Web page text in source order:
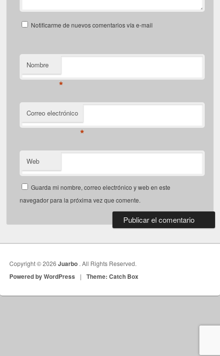
Notificarme de nuevos comentarios vía e-mail
Nombre
*
Correo electrónico
*
Web
Guarda mi nombre, correo electrónico y web en este
navegador para la próxima vez que comente.
Copyright © 2026Juarbo . All Rights Reserved.
Powered by WordPress | Theme: Catch Box